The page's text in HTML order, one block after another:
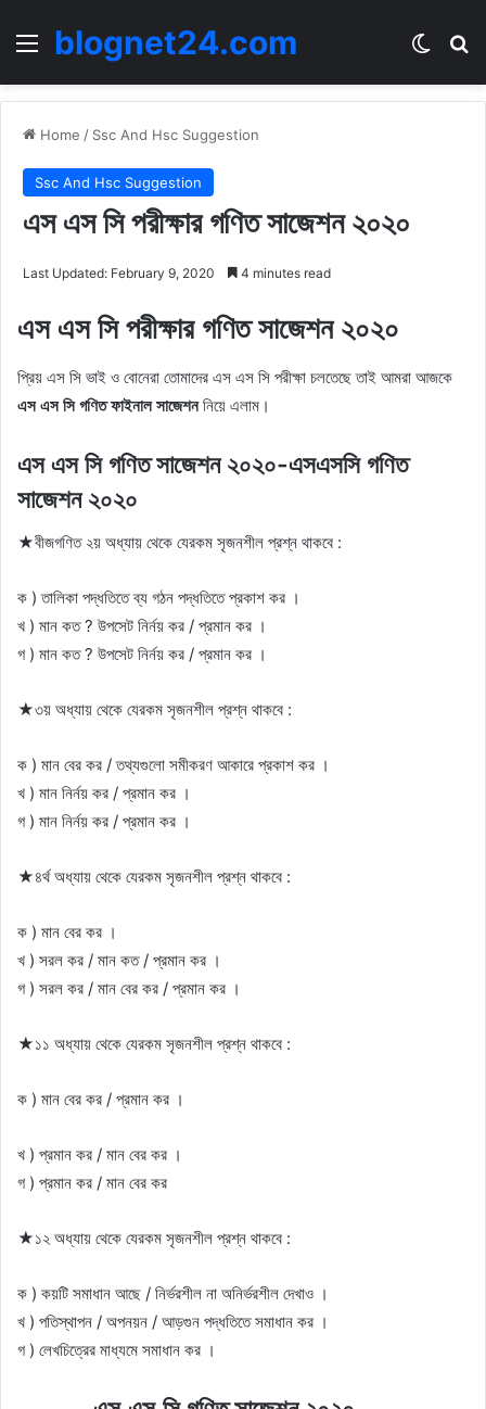
Menublognet24.com
Home / Ssc And Hsc Suggestion
Ssc And Hsc Suggestion
এস এস সি পরীক্ষার গণিত সাজেশন ২০২০
Last Updated: February 9, 2020 4 minutes read
এস এস সি পরীক্ষার গণিত সাজেশন ২০২০
প্রিয় এস সি ভাই ও বোনেরা তোমাদের এস এস সি পরীক্ষা চলতেছে তাই আমরা আজকে
এস এস সি গণিত ফাইনাল সাজেশননিয়ে এলাম।
এস এস সি গণিত সাজেশন ২০২০-এসএসসি গণিত
সাজেশন ২০২০
★বীজগণিত ২য় অধ্যায় থেকে যেরকম সৃজনশীল প্রশ্ন থাকবে :
ক ) তালিকা পদ্ধতিতে ব্য গঠন পদ্ধতিতে প্রকাশ কর ।
খ ) মান কত ? উপসেট নির্নয় কর / প্রমান কর ।
গ ) মান কত ? উপসেট নির্নয় কর / প্রমান কর ।
★৩য় অধ্যায় থেকে যেরকম সৃজনশীল প্রশ্ন থাকবে :
ক ) মান বের কর / তথ্যগুলাে সমীকরণ আকারে প্রকাশ কর ।
খ ) মান নির্নয় কর / প্রমান কর ।
গ ) মান নির্নয় কর / প্রমান কর ।
★৪র্থ অধ্যায় থেকে যেরকম সৃজনশীল প্রশ্ন থাকবে :
ক ) মান বের কর ।
খ ) সরল কর / মান কত / প্রমান কর ।
গ ) সরল কর / মান বের কর / প্রমান কর ।
★১১ অধ্যায় থেকে যেরকম সৃজনশীল প্রশ্ন থাকবে :
ক ) মান বের কর / প্রমান কর ।
খ ) প্রমান কর / মান বের কর ।
গ ) প্রমান কর / মান বের কর
★১২ অধ্যায় থেকে যেরকম সৃজনশীল প্রশ্ন থাকবে :
ক ) কয়টি সমাধান আছে / নির্ভরশীল না অনির্ভরশীল দেখাও ।
খ ) পতিস্থাপন / অপনয়ন / আড়গুন পদ্ধতিতে সমাধান কর ।
গ ) লেখচিত্রের মাধ্যমে সমাধান কর ।